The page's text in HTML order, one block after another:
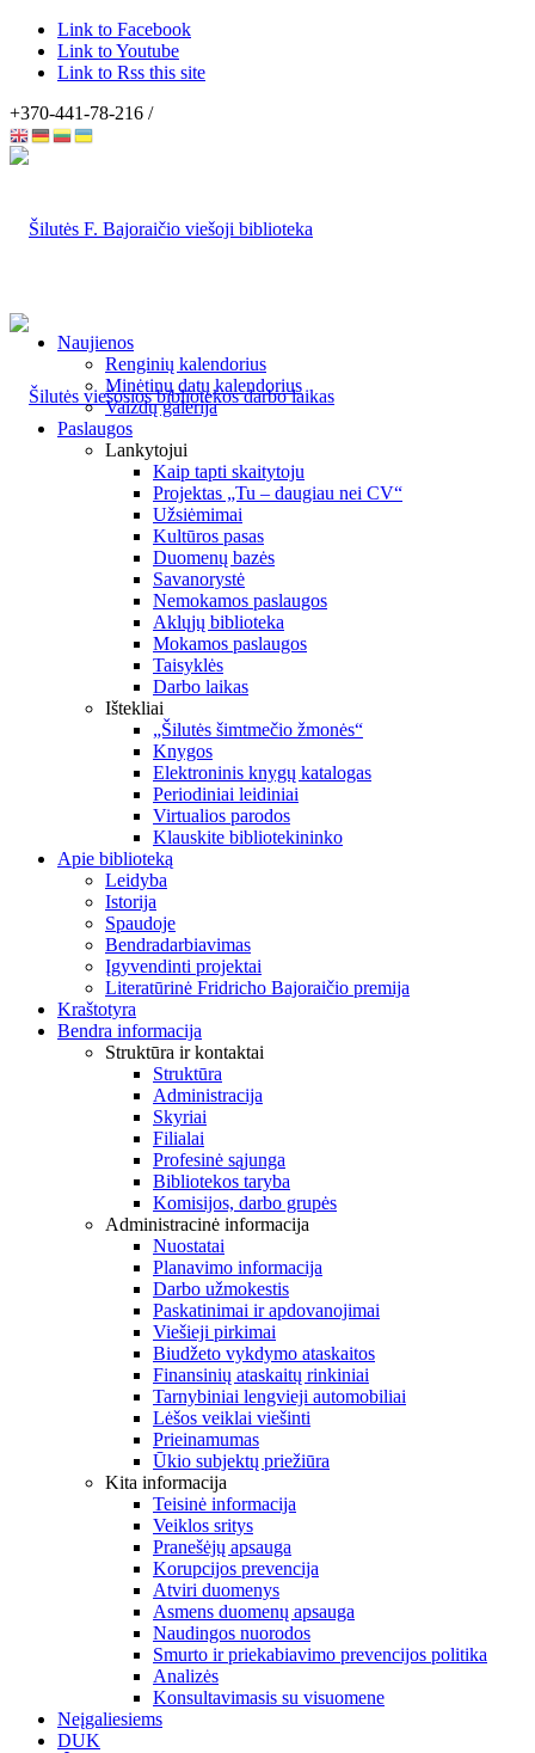
Link to Facebook
Link to Youtube
Link to Rss this site
+370-441-78-216 /
Naujienos
Renginių kalendorius
Minėtinų datų kalendorius
Vaizdų galerija
Paslaugos
Lankytojui
Kaip tapti skaitytoju
Projektas „Tu – daugiau nei CV“
Užsiėmimai
Kultūros pasas
Duomenų bazės
Savanorystė
Nemokamos paslaugos
Aklųjų biblioteka
Mokamos paslaugos
Taisyklės
Darbo laikas
Ištekliai
„Šilutės šimtmečio žmonės“
Knygos
Elektroninis knygų katalogas
Periodiniai leidiniai
Virtualios parodos
Klauskite bibliotekininko
Apie biblioteką
Leidyba
Istorija
Spaudoje
Bendradarbiavimas
Įgyvendinti projektai
Literatūrinė Fridricho Bajoraičio premija
Kraštotyra
Bendra informacija
Struktūra ir kontaktai
Struktūra
Administracija
Skyriai
Filialai
Profesinė sąjunga
Bibliotekos taryba
Komisijos, darbo grupės
Administracinė informacija
Nuostatai
Planavimo informacija
Darbo užmokestis
Paskatinimai ir apdovanojimai
Viešieji pirkimai
Biudžeto vykdymo ataskaitos
Finansinių ataskaitų rinkiniai
Tarnybiniai lengvieji automobiliai
Lėšos veiklai viešinti
Prieinamumas
Ūkio subjektų priežiūra
Kita informacija
Teisinė informacija
Veiklos sritys
Pranešėjų apsauga
Korupcijos prevencija
Atviri duomenys
Asmens duomenų apsauga
Naudingos nuorodos
Smurto ir priekabiavimo prevencijos politika
Analizės
Konsultavimasis su visuomene
Neįgaliesiems
DUK